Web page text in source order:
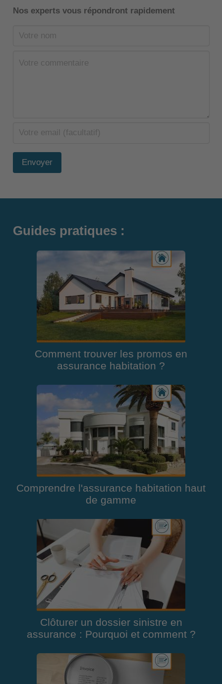
Nos experts vous répondront rapidement
Envoyer
Guides pratiques :
Comment trouver les promos en
assurance habitation ?
Comprendre l'assurance habitation haut
de gamme
Clôturer un dossier sinistre en
assurance : Pourquoi et comment ?